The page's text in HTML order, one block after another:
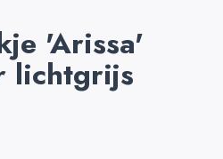
'Arissa'
lichtgrijs